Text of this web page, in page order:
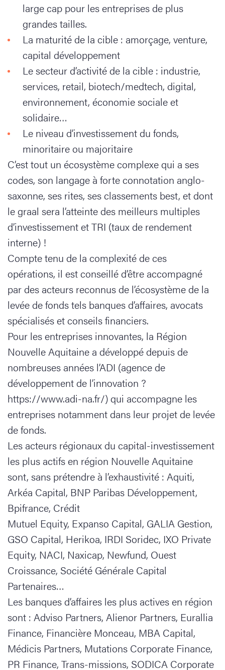
large cap pour les entreprises de plus
grandes tailles.
La maturité de la cible : amorçage, venture,
capital développement
Le secteur d’activité de la cible : industrie,
services, retail, biotech/medtech, digital,
environnement, économie sociale et
solidaire…
Le niveau d’investissement du fonds,
minoritaire ou majoritaire
C’est tout un écosystème complexe qui a ses
codes, son langage à forte connotation anglo-
saxonne, ses rites, ses classements best, et dont
le graal sera l’atteinte des meilleurs multiples
d’investissement et TRI (taux de rendement
interne) !
Compte tenu de la complexité de ces
opérations, il est conseillé d’être accompagné
par des acteurs reconnus de l’écosystème de la
levée de fonds tels banques d’affaires, avocats
spécialisés et conseils financiers.
Pour les entreprises innovantes, la Région
Nouvelle Aquitaine a développé depuis de
nombreuses années l’ADI (agence de
développement de l’innovation ?
https://www.adi-na.fr/) qui accompagne les
entreprises notamment dans leur projet de levée
de fonds.
Les acteurs régionaux du capital-investissement
les plus actifs en région Nouvelle Aquitaine
sont, sans prétendre à l’exhaustivité : Aquiti,
Arkéa Capital, BNP Paribas Développement,
Bpifrance, Crédit
Mutuel Equity, Expanso Capital, GALIA Gestion,
GSO Capital, Herikoa, IRDI Soridec, IXO Private
Equity, NACI, Naxicap, Newfund, Ouest
Croissance, Société Générale Capital
Partenaires…
Les banques d’affaires les plus actives en région
sont : Adviso Partners, Alienor Partners, Eurallia
Finance, Financière Monceau, MBA Capital,
Médicis Partners, Mutations Corporate Finance,
PR Finance, Trans-missions, SODICA Corporate